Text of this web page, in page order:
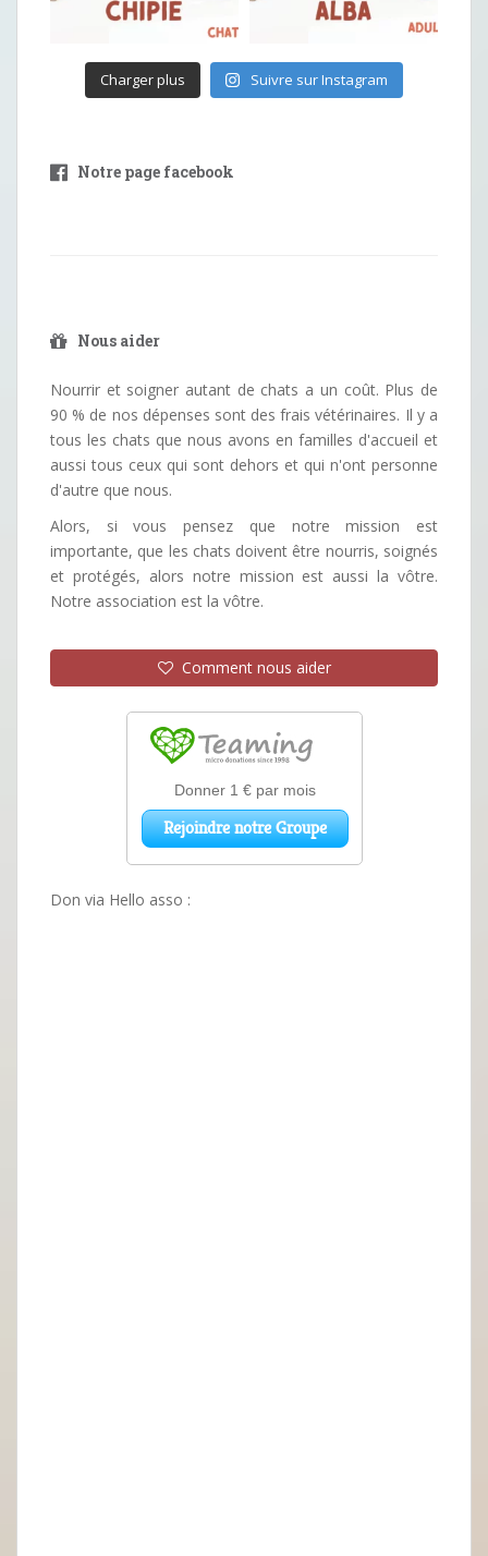
Charger plus Suivre sur Instagram
Notre page facebook
Nous aider
Nourrir et soigner autant de chats a un coût. Plus de
90 % de nos dépenses sont des frais vétérinaires. Il y a
tous les chats que nous avons en familles d'accueil et
aussi tous ceux qui sont dehors et qui n'ont personne
d'autre que nous.
Alors, si vous pensez que notre mission est
importante, que les chats doivent être nourris, soignés
et protégés, alors notre mission est aussi la vôtre.
Notre association est la vôtre.
Comment nous aider
Don via Hello asso :